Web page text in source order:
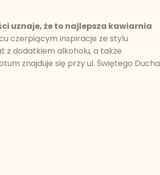
uznaje, że to najlepsza kawiarnia
czerpiącym inspiracje ze stylu
z dodatkiem alkoholu, a także
znajduje się przy ul. Świętego Ducha